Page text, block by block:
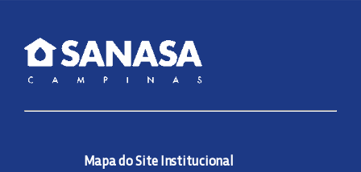
Mapa do Site Institucional